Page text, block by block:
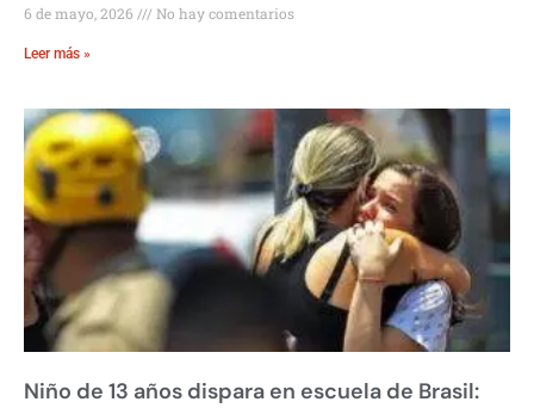
6 de mayo, 2026 No hay comentarios
Leer más »
Niño de 13 años dispara en escuela de Brasil: